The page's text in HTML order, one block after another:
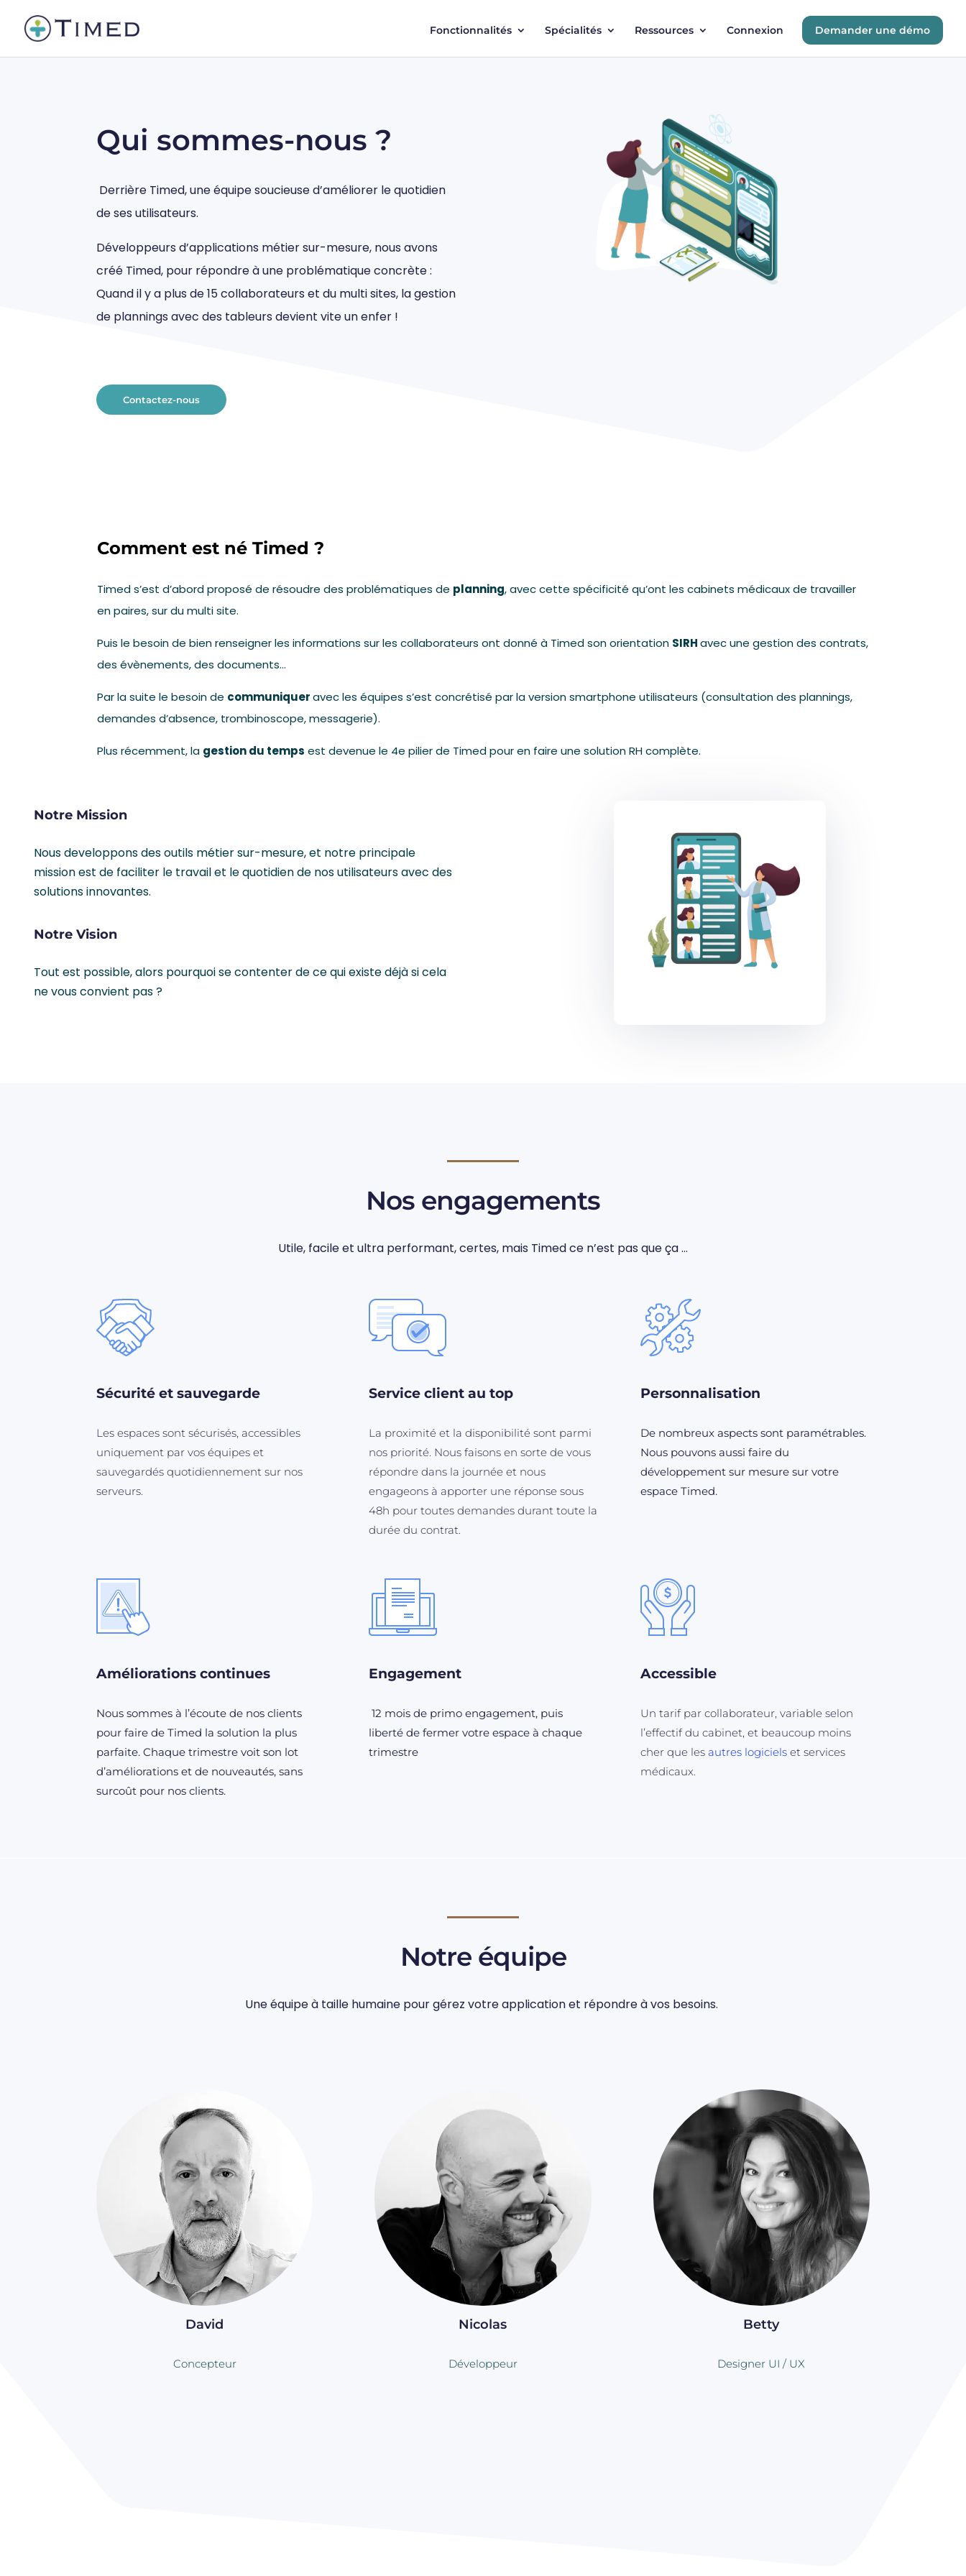
Fonctionnalités Spécialités Ressources Connexion Demander une démo
Qui sommes-nous ?
Derrière Timed, une équipe soucieuse d’améliorer le quotidien
de ses utilisateurs.
Développeurs d’applications métier sur-mesure, nous avons
créé Timed, pour répondre à une problématique concrète :
Quand il y a plus de 15 collaborateurs et du multi sites, la gestion
de plannings avec des tableurs devient vite un enfer !
Contactez-nous
Comment est né Timed ?
Timed s’est d’abord proposé de résoudre des problématiques de planning, avec cette spécificité qu’ont les cabinets médicaux de travailler
en paires, sur du multi site.
Puis le besoin de bien renseigner les informations sur les collaborateurs ont donné à Timed son orientation SIRHavec une gestion des contrats,
des évènements, des documents…
Par la suite le besoin de communiqueravec les équipes s’est concrétisé par la version smartphone utilisateurs (consultation des plannings,
demandes d’absence, trombinoscope, messagerie).
Plus récemment, la gestion du temps est devenue le 4e pilier de Timed pour en faire une solution RH complète.
Notre Mission
Nous developpons des outils métier sur-mesure, et notre principale
mission est de faciliter le travail et le quotidien de nos utilisateurs avec des
solutions innovantes.
Notre Vision
Tout est possible, alors pourquoi se contenter de ce qui existe déjà si cela
ne vous convient pas ?
Nos engagements
Utile, facile et ultra performant, certes, mais Timed ce n’est pas que ça …
Sécurité et sauvegarde
Les espaces sont sécurisés, accessibles
uniquement par vos équipes et
sauvegardés quotidiennement sur nos
serveurs.
Service client au top
La proximité et la disponibilité sont parmi
nos priorité. Nous faisons en sorte de vous
répondre dans la journée et nous
engageons à apporter une réponse sous
48h pour toutes demandes durant toute la
durée du contrat.
Personnalisation
De nombreux aspects sont paramétrables.
Nous pouvons aussi faire du
développement sur mesure sur votre
espace Timed.
Améliorations continues
Nous sommes à l’écoute de nos clients
pour faire de Timed la solution la plus
parfaite. Chaque trimestre voit son lot
d’améliorations et de nouveautés, sans
surcoût pour nos clients.
Engagement
12 mois de primo engagement, puis
liberté de fermer votre espace à chaque
trimestre
Accessible
Un tarif par collaborateur, variable selon
l’effectif du cabinet, et beaucoup moins
cher que les autres logicielset services
médicaux.
Notre équipe
Une équipe à taille humaine pour gérez votre application et répondre à vos besoins.
David
Concepteur
Nicolas
Développeur
Betty
Designer UI / UX